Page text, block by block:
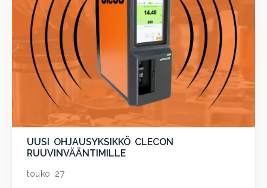
UUSI OHJAUSYKSIKKÖ CLECON
RUUVINVÄÄNTIMILLE
touko 27